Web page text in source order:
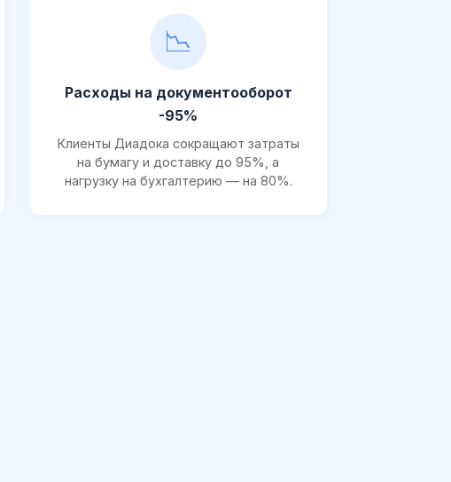
📉
Расходы на документооборот
-95%
Клиенты Диадока сокращают затраты
на бумагу и доставку до 95%, а
нагрузку на бухгалтерию — на 80%.